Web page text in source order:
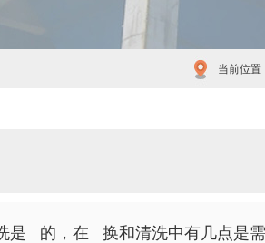
当前位置
是 的，在 换和清洗中有几点是需